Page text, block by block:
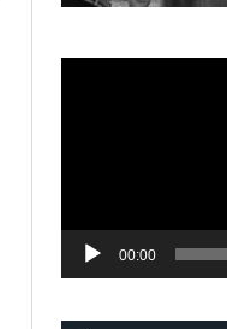
00:00